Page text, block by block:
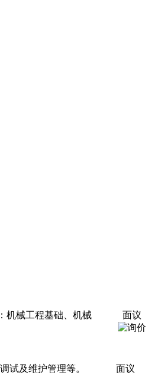
机械工程基础、机械
面议
试及维护管理等。
面议